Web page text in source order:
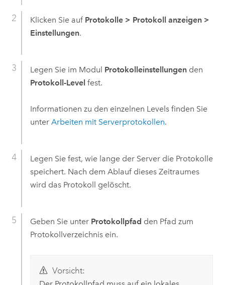
Klicken Sie auf Protokolle > Protokoll anzeigen >
Einstellungen.
Legen Sie im Modul Protokolleinstellungenden
Protokoll-Level fest.
Informationen zu den einzelnen Levels finden Sie
unter Arbeiten mit Serverprotokollen.
Legen Sie fest, wie lange der Server die Protokolle
speichert. Nach dem Ablauf dieses Zeitraumes
wird das Protokoll gelöscht.
Geben Sie unter Protokollpfad den Pfad zum
Protokollverzeichnis ein.
Vorsicht: